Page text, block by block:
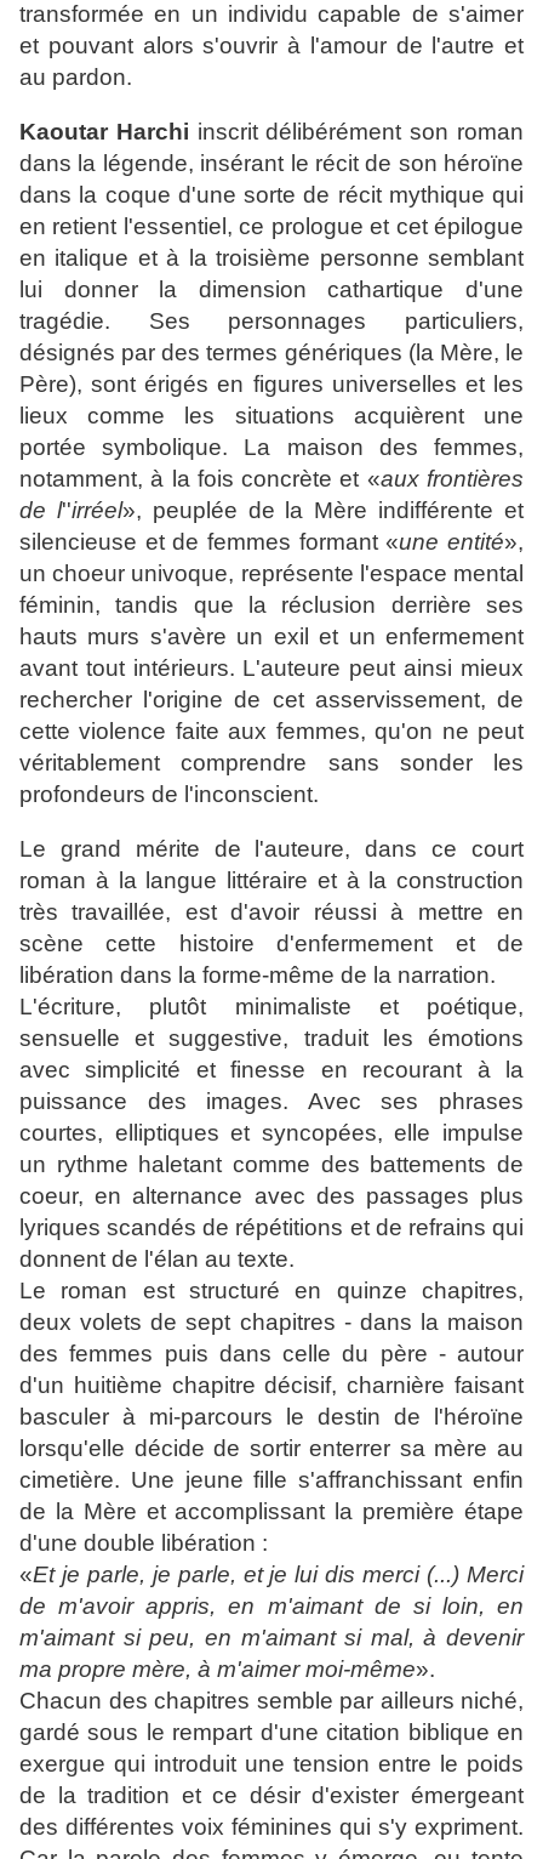
transformée en un individu capable de s'aimer
et pouvant alors s'ouvrir à l'amour de l'autre et
au pardon.
Kaoutar Harchi inscrit délibérément son roman
dans la légende, insérant le récit de son héroïne
dans la coque d'une sorte de récit mythique qui
en retient l'essentiel, ce prologue et cet épilogue
en italique et à la troisième personne semblant
lui donner la dimension cathartique d'une
tragédie. Ses personnages particuliers,
désignés par des termes génériques (la Mère, le
Père), sont érigés en figures universelles et les
lieux comme les situations acquièrent une
portée symbolique. La maison des femmes,
notamment, à la fois concrète et «aux frontières
de l''irréel», peuplée de la Mère indifférente et
silencieuse et de femmes formant «une entité»,
un choeur univoque, représente l'espace mental
féminin, tandis que la réclusion derrière ses
hauts murs s'avère un exil et un enfermement
avant tout intérieurs. L'auteure peut ainsi mieux
rechercher l'origine de cet asservissement, de
cette violence faite aux femmes, qu'on ne peut
véritablement comprendre sans sonder les
profondeurs de l'inconscient.
Le grand mérite de l'auteure, dans ce court
roman à la langue littéraire et à la construction
très travaillée, est d'avoir réussi à mettre en
scène cette histoire d'enfermement et de
libération dans la forme-même de la narration.
L'écriture, plutôt minimaliste et poétique,
sensuelle et suggestive, traduit les émotions
avec simplicité et finesse en recourant à la
puissance des images. Avec ses phrases
courtes, elliptiques et syncopées, elle impulse
un rythme haletant comme des battements de
coeur, en alternance avec des passages plus
lyriques scandés de répétitions et de refrains qui
donnent de l'élan au texte.
Le roman est structuré en quinze chapitres,
deux volets de sept chapitres - dans la maison
des femmes puis dans celle du père - autour
d'un huitième chapitre décisif, charnière faisant
basculer à mi-parcours le destin de l'héroïne
lorsqu'elle décide de sortir enterrer sa mère au
cimetière. Une jeune fille s'affranchissant enfin
de la Mère et accomplissant la première étape
d'une double libération :
«Et je parle, je parle, et je lui dis merci (...) Merci
de m'avoir appris, en m'aimant de si loin, en
m'aimant si peu, en m'aimant si mal, à devenir
ma propre mère, à m'aimer moi-même».
Chacun des chapitres semble par ailleurs niché,
gardé sous le rempart d'une citation biblique en
exergue qui introduit une tension entre le poids
de la tradition et ce désir d'exister émergeant
des différentes voix féminines qui s'y expriment.